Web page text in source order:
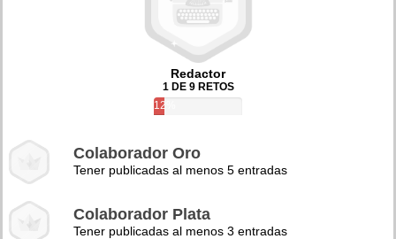
Redactor
1 DE 9 RETOS
12%
Colaborador Oro
Tener publicadas al menos 5 entradas
Colaborador Plata
Tener publicadas al menos 3 entradas